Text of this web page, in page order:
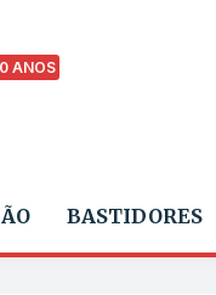
ANOS
BASTIDORES